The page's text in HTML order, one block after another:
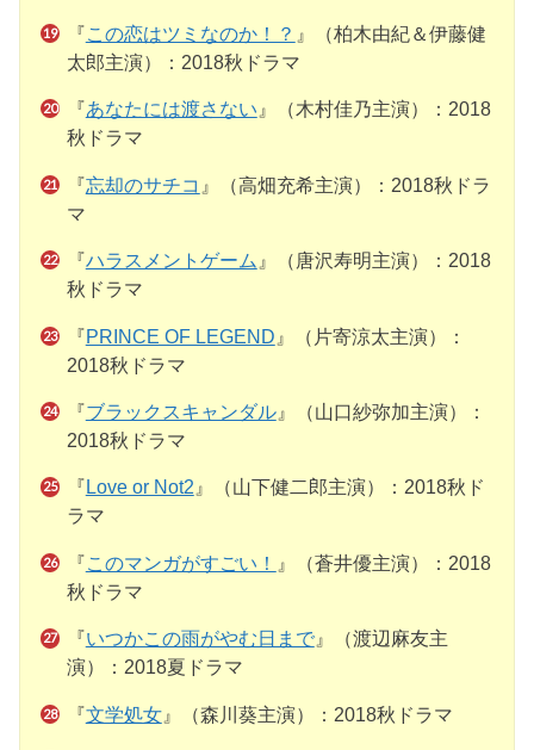
『この恋はツミなのか！？ 』（柏木由紀＆伊藤健
太郎主演）：2018秋ドラマ
『あなたには渡さない 』（木村佳乃主演）：2018
秋ドラマ
『忘却のサチコ 』（高畑充希主演）：2018秋ドラ
マ
『ハラスメントゲーム 』（唐沢寿明主演）：2018
秋ドラマ
『PRINCE OF LEGEND 』（片寄涼太主演）：
2018秋ドラマ
『ブラックスキャンダル』（山口紗弥加主演）：
2018秋ドラマ
『 Love or Not2』（山下健二郎主演）：2018秋ド
ラマ
『このマンガがすごい！
』（蒼井優主演）：2018
秋ドラマ
『いつかこの雨がやむ日まで』（渡辺麻友主
演）：2018夏ドラマ
『文学処女』（森川葵主演）：2018秋ドラマ